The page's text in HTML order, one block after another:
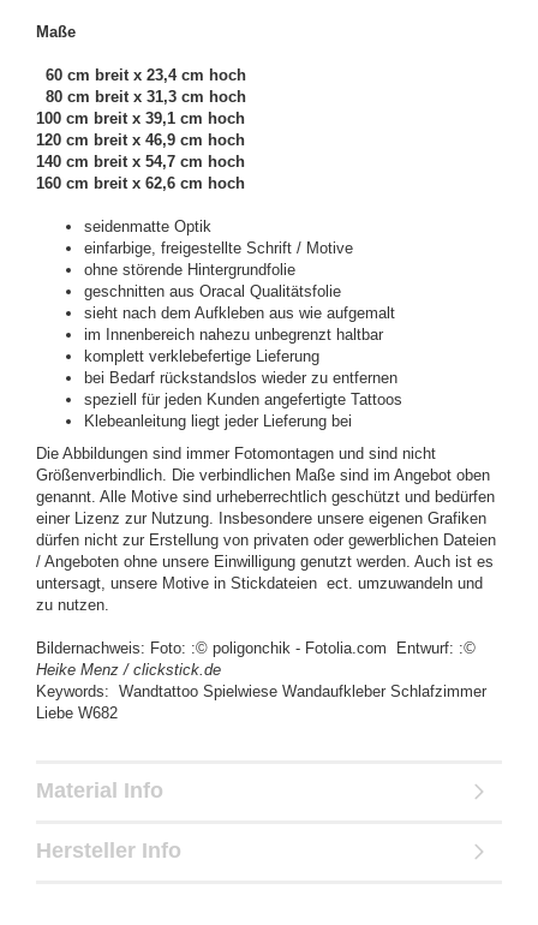
Maße
60 cm breit x 23,4 cm hoch
80 cm breit x 31,3 cm hoch
100 cm breit x 39,1 cm hoch
120 cm breit x 46,9 cm hoch
140 cm breit x 54,7 cm hoch
160 cm breit x 62,6 cm hoch
seidenmatte Optik
einfarbige, freigestellte Schrift / Motive
ohne störende Hintergrundfolie
geschnitten aus Oracal Qualitätsfolie
sieht nach dem Aufkleben aus wie aufgemalt
im Innenbereich nahezu unbegrenzt haltbar
komplett verklebefertige Lieferung
bei Bedarf rückstandslos wieder zu entfernen
speziell für jeden Kunden angefertigte Tattoos
Klebeanleitung liegt jeder Lieferung bei
Die Abbildungen sind immer Fotomontagen und sind nicht
Größenverbindlich. Die verbindlichen Maße sind im Angebot oben
genannt. Alle Motive sind urheberrechtlich geschützt und bedürfen
einer Lizenz zur Nutzung. Insbesondere unsere eigenen Grafiken
dürfen nicht zur Erstellung von privaten oder gewerblichen Dateien
/ Angeboten ohne unsere Einwilligung genutzt werden. Auch ist es
untersagt, unsere Motive in Stickdateien ect. umzuwandeln und
zu nutzen.
Bildernachweis: Foto: :© poligonchik - Fotolia.com Entwurf: :©
Heike Menz / clickstick.de
Keywords: Wandtattoo Spielwiese Wandaufkleber Schlafzimmer
Liebe W682
Material Info
Hersteller Info